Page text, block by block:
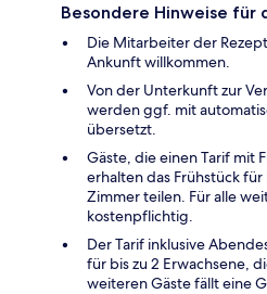
Besondere Hinweise für
Die Mitarbeiter der
Ankunft willkommen.
Von der Unterkunft zur
werden ggf. mit
übersetzt.
Gäste, die einen Tarif mit
erhalten das Frühstück
Zimmer teilen. Für alle
kostenpflichtig.
Der Tarif inklusive
für bis zu 2 Erwachsene,
weiteren Gäste fällt eine